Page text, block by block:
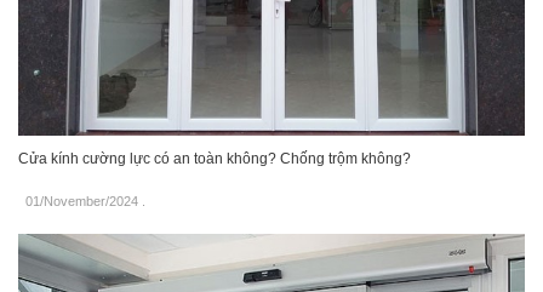
Cửa kính cường lực có an toàn không? Chống trộm không?
01/November/2024